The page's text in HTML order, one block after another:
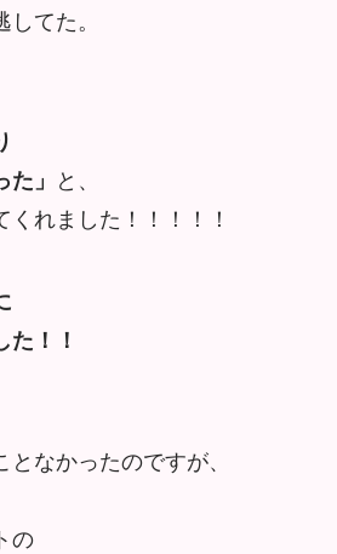
てた。
」
と、
れました！！！！！
た！！
なかったのですが、
の